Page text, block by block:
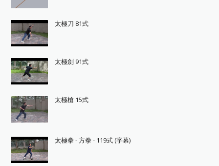
太極刀 81式
太極劍 91式
太極槍 15式
太極拳 - 方拳 - 119式 (字幕)